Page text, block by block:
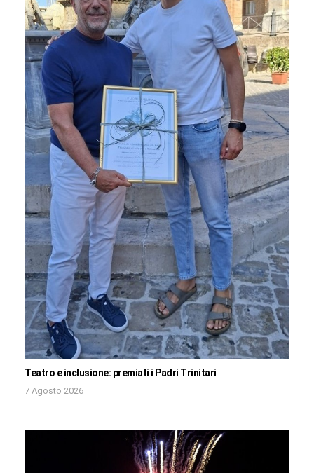
Teatro e inclusione: premiati i Padri Trinitari
7 Agosto 2026